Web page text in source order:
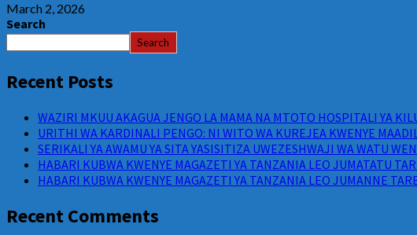
March 2, 2026
Search
Search
Recent Posts
WAZIRI MKUU AKAGUA JENGO LA MAMA NA MTOTO HOSPITALI YA
URITHI WA KARDINALI PENGO: NI WITO WA KUREJEA KWENYE
SERIKALI YA AWAMU YA SITA YASISITIZA UWEZESHWAJI WA WATU
HABARI KUBWA KWENYE MAGAZETI YA TANZANIA LEO JUMATATU
HABARI KUBWA KWENYE MAGAZETI YA TANZANIA LEO JUMANNE
Recent Comments